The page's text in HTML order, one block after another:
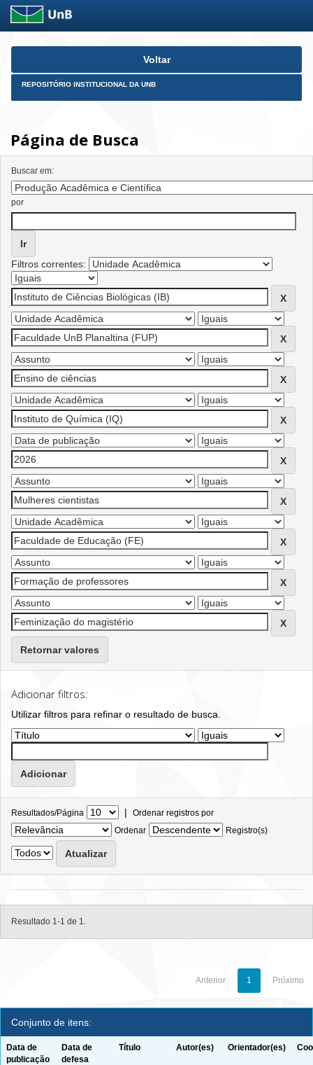
Skip
Voltar
REPOSITÓRIO INSTITUCIONAL DA UNB
Página de Busca
Buscar em:
por
Filtros correntes:
Retornar valores
Adicionar filtros:
Utilizar filtros para refinar o resultado de busca.
Resultados/Página | Ordenar registros por
Ordenar
Registro(s)
Resultado 1-1 de 1.
Anterior 1 Próximo
Conjunto de itens:
Data de
publicação
Data de
defesa
Título Autor(es) Orientador(es)